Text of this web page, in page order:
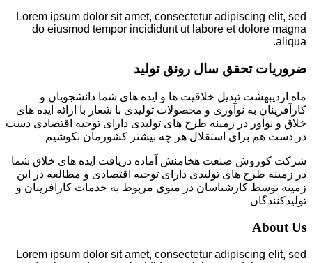
Lorem ipsum dolor sit amet, consectetur adipiscing elit, sed
do eiusmod tempor incididunt ut labore et dolore magna
aliqua.
ضروریات تحقق سال رونق تولید
ماه اردیبهشت تبدیل خلاقیت ها و ایده های شما دانشجویان و
کارآفرینان به نوآوری و محصولات تولیدی با شعار با ارائه ایده های
خلاق و نوآور در زمینه طرح های تولیدی دارای توجیه اقتصادی دست
در دست هم برای استقلال هر چه بیشتر کشورمان بکوشیم
شرکت کوروش صنعت هخامنش آماده دریافت ایده های خلاق شما
در زمینه طرح های تولیدی دارای توجیه اقتصادی و مطالعه در این
زمینه توسط کارشناسان در منوی مربوط به خدمات کارآفرینان و
تولیدکنندگان
About Us
Lorem ipsum dolor sit amet, consectetur adipiscing elit, sed